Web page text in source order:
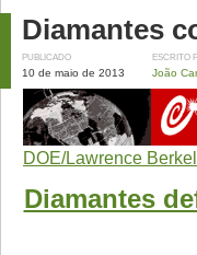
Diamantes
PUBLICADO
10 de maio de 2013
ESCRITO
João
DOE/Lawrence
Diamantes